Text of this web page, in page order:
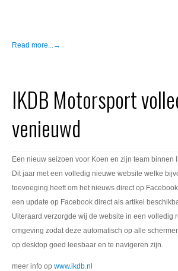
Read more...→
IKDB Motorsport
venieuwd
Een nieuw seizoen voor Koen en zijn team binnen
Dit jaar met een volledig nieuwe website welke
toevoeging heeft om het nieuws direct op
een update op Facebook direct als artikel
Uiteraard verzorgde wij de website in een volledig
omgeving zodat deze automatisch op alle
op desktop goed leesbaar en te navigeren zijn.
meer info op www.ikdb.nl